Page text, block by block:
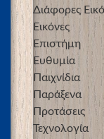
Διάφορες
Εικόνες
Επιστήμη
Ευθυμία
Παιχνίδια
Παράξενα
Προτάσεις
Τεχνολογία